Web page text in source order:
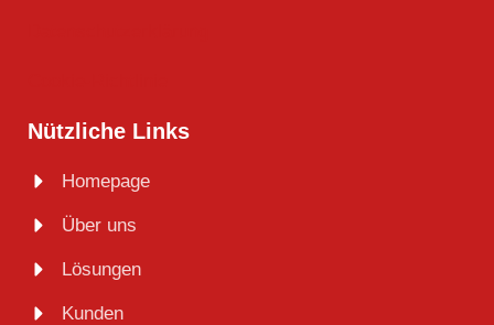
Nützliche Links
Homepage
Über uns
Lösungen
Kunden